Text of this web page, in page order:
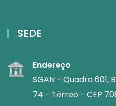
SEDE
Endereço
SGAN – Quadra 601,
74 - Térreo - CEP